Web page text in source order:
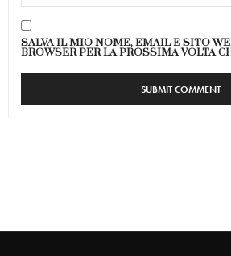
SALVA IL MIO NOME, EMAIL E SITO
BROWSER PER LA PROSSIMA VOLTA